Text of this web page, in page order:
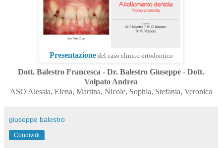
Presentazionedel caso clinico ortodontico
Dott. Balestro Francesca - Dr. Balestro Giuseppe - Dott.
Volpato Andrea
ASO Alessia, Elena, Martina, Nicole, Sophia, Stefania, Veronica
giuseppe balestro
Condividi